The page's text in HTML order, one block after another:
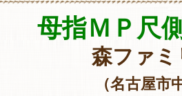
母指ＭＰ尺
森ファミ
（名古屋市